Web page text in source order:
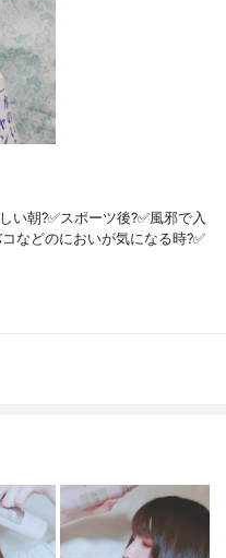
い朝?✅スポーツ後?✅風邪で入
などのにおいが気になる時?✅